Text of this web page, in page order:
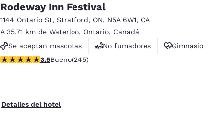
Rodeway Inn Festival
1144 Ontario St, Stratford, ON, N5A 6W1, CA
A 35.71 km de Waterloo, Ontario, Canadá
Se aceptan mascotas
No fumadores
Gimnasio
calificación de 3.52 estrellas. Bueno. 245 reseñas
3.5Bueno(245)
Detalles del hotel